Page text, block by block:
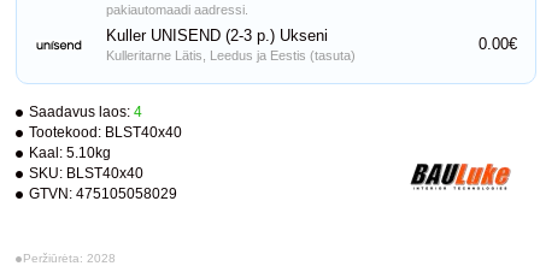
Saadavus laos: 4
Tootekood: BLST40x40
Kaal: 5.10kg
SKU: BLST40x40
GTVN: 475105058029
Peržiūrėta: 2028
pakiautomaadi aadressi.
Kuller UNISEND (2-3 p.) Ukseni
Kulleritarne Lätis, Leedus ja Eestis (tasuta)
0.00€